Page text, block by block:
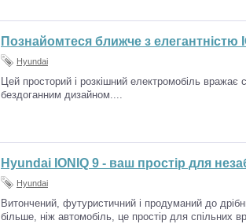
Познайомтеся ближче з елегантністю
Hyundai
Цей просторий і розкішний електромобіль вражає
бездоганним дизайном....
Hyundai IONIQ 9 - ваш простір для
Hyundai
Витончений, футуристичний і продуманий до
більше, ніж автомобіль, це простір для спільних